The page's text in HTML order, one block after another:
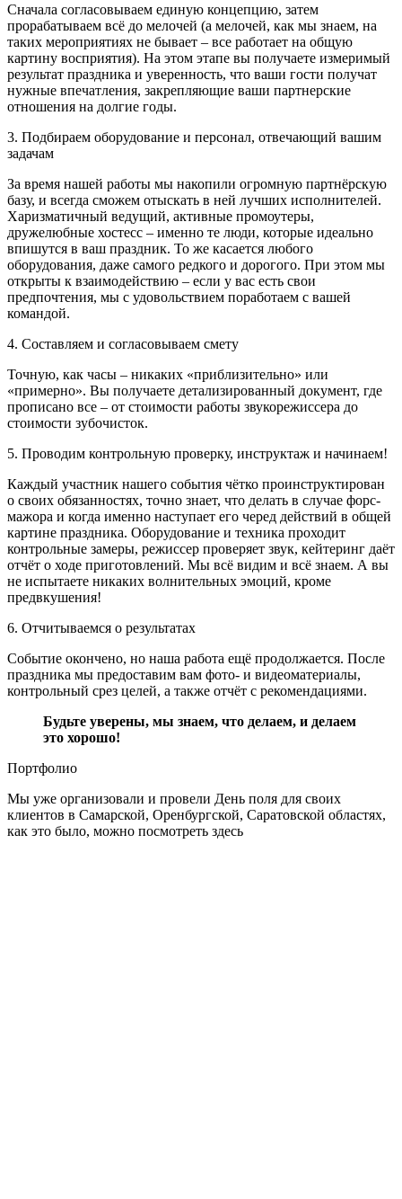
Сначала согласовываем единую концепцию, затем
прорабатываем всё до мелочей (а мелочей, как мы знаем, на
таких мероприятиях не бывает – все работает на общую
картину восприятия). На этом этапе вы получаете измеримый
результат праздника и уверенность, что ваши гости получат
нужные впечатления, закрепляющие ваши партнерские
отношения на долгие годы.
3. Подбираем оборудование и персонал, отвечающий вашим
задачам
За время нашей работы мы накопили огромную партнёрскую
базу, и всегда сможем отыскать в ней лучших исполнителей.
Харизматичный ведущий, активные промоутеры,
дружелюбные хостесс – именно те люди, которые идеально
впишутся в ваш праздник. То же касается любого
оборудования, даже самого редкого и дорогого. При этом мы
открыты к взаимодействию – если у вас есть свои
предпочтения, мы с удовольствием поработаем с вашей
командой.
4. Составляем и согласовываем смету
Точную, как часы – никаких «приблизительно» или
«примерно». Вы получаете детализированный документ, где
прописано все – от стоимости работы звукорежиссера до
стоимости зубочисток.
5. Проводим контрольную проверку, инструктаж и начинаем!
Каждый участник нашего события чётко проинструктирован
о своих обязанностях, точно знает, что делать в случае форс-
мажора и когда именно наступает его черед действий в общей
картине праздника. Оборудование и техника проходит
контрольные замеры, режиссер проверяет звук, кейтеринг даёт
отчёт о ходе приготовлений. Мы всё видим и всё знаем. А вы
не испытаете никаких волнительных эмоций, кроме
предвкушения!
6. Отчитываемся о результатах
Событие окончено, но наша работа ещё продолжается. После
праздника мы предоставим вам фото- и видеоматериалы,
контрольный срез целей, а также отчёт с рекомендациями.
Будьте уверены, мы знаем, что делаем, и делаем
это хорошо!
Портфолио
Мы уже организовали и провели День поля для своих
клиентов в Самарской, Оренбургской, Саратовской областях,
как это было, можно посмотреть здесь